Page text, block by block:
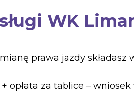
WK
prawa jazdy składasz
za tablice – wniosek